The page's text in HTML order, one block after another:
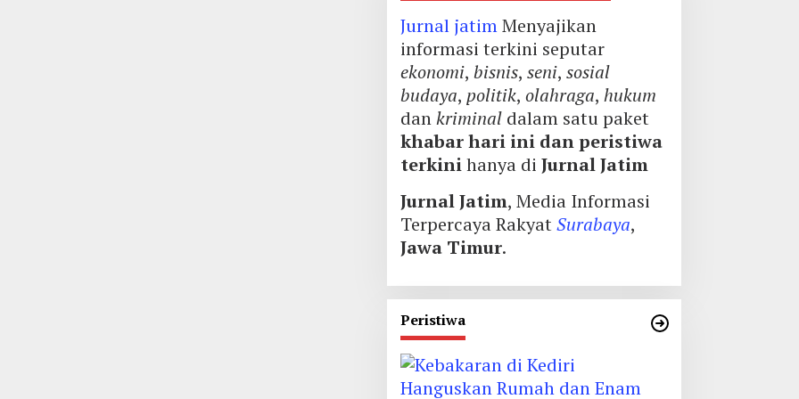
Jurnal jatimMenyajikan
informasi terkini seputar
ekonomi, bisnis, seni, sosial
budaya, politik, olahraga, hukum
dankriminaldalam satu paket
khabar hari ini dan peristiwa
terkinihanya di Jurnal Jatim
Jurnal Jatim, Media Informasi
Terpercaya RakyatSurabaya,
Jawa Timur.
Peristiwa